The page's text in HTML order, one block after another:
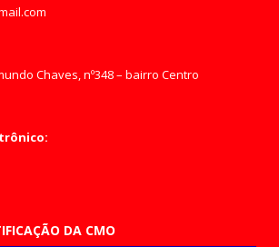
Chaves, nº348 – bairro Centro
DA CMO